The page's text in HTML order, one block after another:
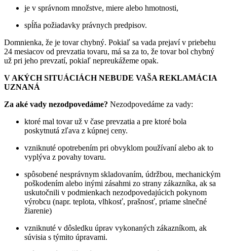
je v správnom množstve, miere alebo hmotnosti,
spĺňa požiadavky právnych predpisov.
Domnienka, že je tovar chybný. Pokiaľ sa vada prejaví v priebehu
24 mesiacov od prevzatia tovaru, má sa za to, že tovar bol chybný
už pri jeho prevzatí, pokiaľ nepreukážeme opak.
V AKÝCH SITUÁCIÁCH NEBUDE VAŠA REKLAMÁCIA
UZNANÁ
Za aké vady nezodpovedáme? Nezodpovedáme za vady:
ktoré mal tovar už v čase prevzatia a pre ktoré bola
poskytnutá zľava z kúpnej ceny.
vzniknuté opotrebením pri obvyklom používaní alebo ak to
vyplýva z povahy tovaru.
spôsobené nesprávnym skladovaním, údržbou, mechanickým
poškodením alebo inými zásahmi zo strany zákazníka, ak sa
uskutočnili v podmienkach nezodpovedajúcich pokynom
výrobcu (napr. teplota, vlhkosť, prašnosť, priame slnečné
žiarenie)
vzniknuté v dôsledku úprav vykonaných zákazníkom, ak
súvisia s týmito úpravami.